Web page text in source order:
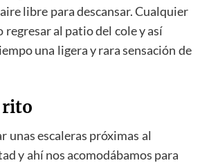
libre para descansar. Cualquier
regresar al patio del cole y así
una ligera y rara sensación de
rito
unas escaleras próximas al
y ahí nos acomodábamos para